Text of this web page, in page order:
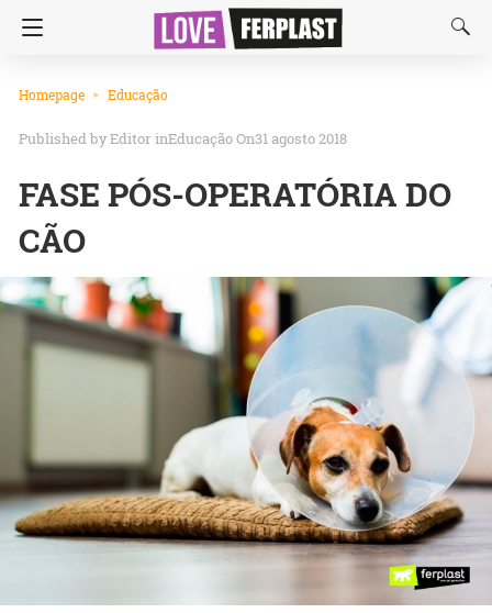
Homepage Educação
Editor inEducaçãoOn31 agosto 2018
FASE PÓS-OPERATÓRIA DO
CÃO